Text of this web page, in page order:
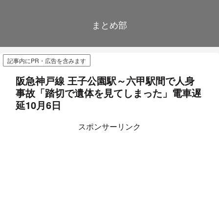
まとめ部
記事内にPR・広告を含みます
阪急神戸線 王子公園駅～六甲駅間で人身
事故「踏切で遺体を見てしまった」電車遅
延10月6日
スポンサーリンク